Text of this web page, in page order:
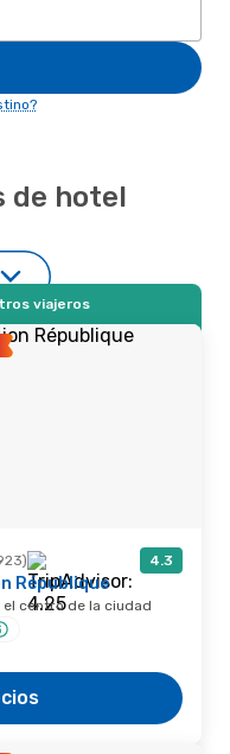
de hotel
viajeros
4.3
République
el centro de la ciudad